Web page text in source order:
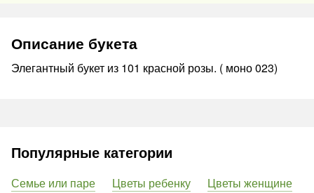
Описание букета
Элегантный букет из 101 красной розы. ( моно 023)
Популярные категории
Семье или паре Цветы ребенку
Цветы женщине